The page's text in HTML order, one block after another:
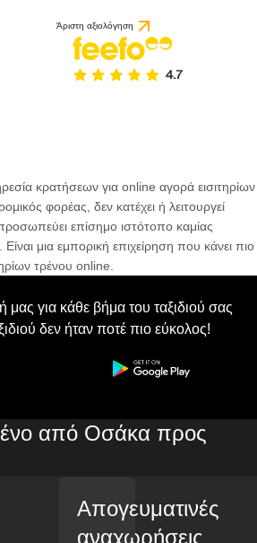
Άριστη αξιολόγηση
κρατήσεων για online αγορά εισιτηρίων
φορέας, δεν κατέχει ή λειτουργεί
επίσημο ιστότοπο καμίας
Είναι μια εμπορική επιχείρηση που κάνει πιο
τρένου online.
για κάθε βήμα του ταξιδιού σας
δεν ήταν ποτέ πιο εύκολος!
από Οσάκα προς
Απογευματινές
αναχωρήσεις